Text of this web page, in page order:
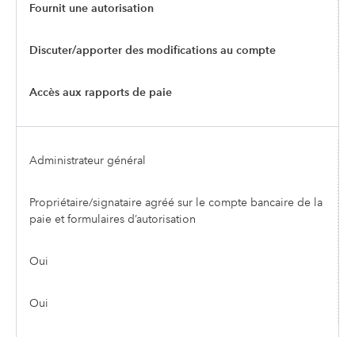
Fournit une autorisation
Discuter/apporter des modifications au compte
Accès aux rapports de paie
Administrateur général
Propriétaire/signataire agréé sur le compte bancaire de la
paie et formulaires d’autorisation
Oui
Oui